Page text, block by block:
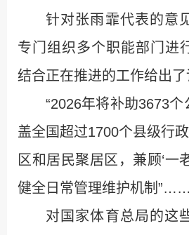
针对张雨霏代表的意
专门组织多个职能部门进
结合正在推进的工作给出了
“2026年将补助3673
盖全国超过1700个县级行
区和居民聚居区，兼顾‘一
健全日常管理维护机制”……
对国家体育总局的这